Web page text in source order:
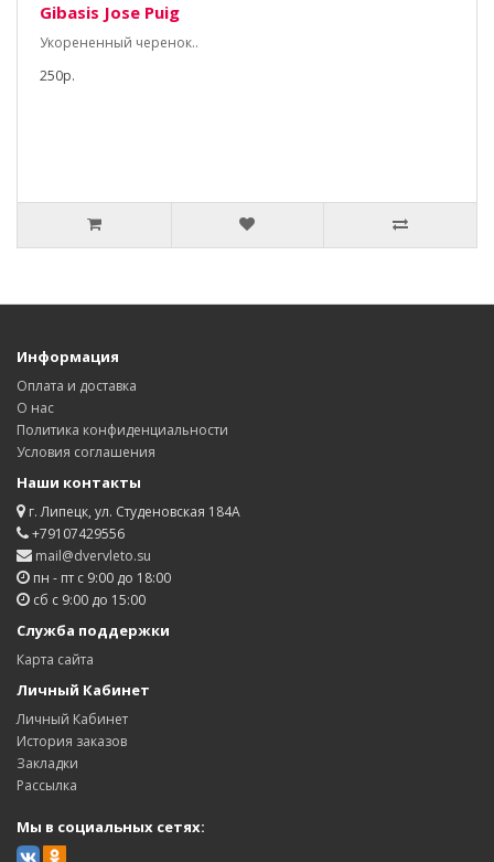
Gibasis Jose Puig
Укорененный черенок..
250р.
Информация
Оплата и доставка
О нас
Политика конфиденциальности
Условия соглашения
Наши контакты
г. Липецк, ул. Студеновская 184А
+79107429556
mail@dvervleto.su
пн - пт с 9:00 до 18:00
сб с 9:00 до 15:00
Служба поддержки
Карта сайта
Личный Кабинет
Личный Кабинет
История заказов
Закладки
Рассылка
Мы в социальных сетях: